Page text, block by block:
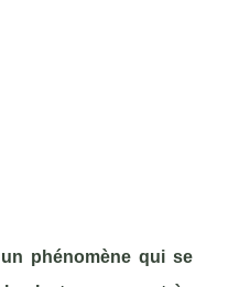
phénomène qui se